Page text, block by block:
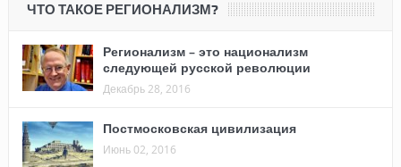
ЧТО ТАКОЕ РЕГИОНАЛИЗМ?
Регионализм – это национализм
следующей русской революции
Декабрь 28, 2016
Постмосковская цивилизация
Июнь 02, 2016